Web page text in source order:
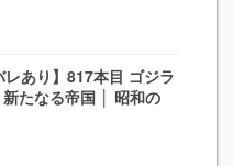
レあり】817本目 ゴジラ
たなる帝国 │ 昭和の